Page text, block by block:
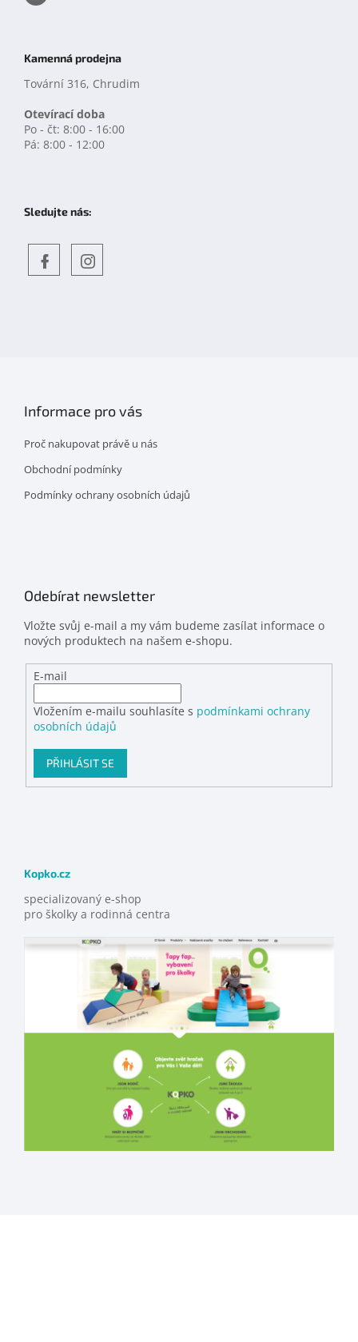
Kamenná prodejna
Tovární 316, Chrudim
Otevírací doba
Po - čt: 8:00 - 16:00
Pá: 8:00 - 12:00
Sledujte nás:
Informace pro vás
Proč nakupovat právě u nás
Obchodní podmínky
Podmínky ochrany osobních údajů
Odebírat newsletter
Vložte svůj e-mail a my vám budeme zasílat informace o
nových produktech na našem e-shopu.
E-mail
Vložením e-mailu souhlasíte s podmínkami ochrany
osobních údajů
PŘIHLÁSIT SE
Kopko.cz
specializovaný e-shop
pro školky a rodinná centra